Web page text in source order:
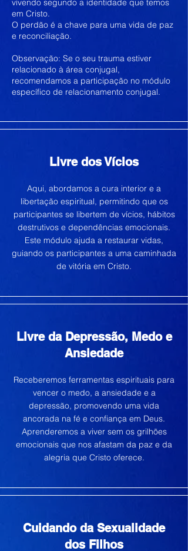
vivendo segundo a identidade que temos
em Cristo.
O perdão é a chave para uma vida de paz
e reconciliação.
Observação: Se o seu trauma estiver
relacionado à área conjugal,
recomendamos a participação no módulo
específico de relacionamento conjugal.
Livre dos Vícios
Aqui, abordamos a cura interior e a
libertação espiritual, permitindo que os
participantes se libertem de vícios, hábitos
destrutivos e dependências emocionais.
Este módulo ajuda a restaurar vidas,
guiando os participantes a uma caminhada
de vitória em Cristo.
Livre da Depressão, Medo e
Ansiedade
Receberemos ferramentas espirituais para
vencer o medo, a ansiedade e a
depressão, promovendo uma vida
ancorada na fé e confiança em Deus.
Aprenderemos a viver sem os grilhões
emocionais que nos afastam da paz e da
alegria que Cristo oferece.
Cuidando da Sexualidade
dos Filhos